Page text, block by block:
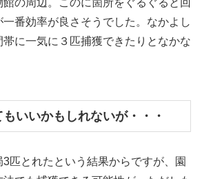
の周辺。このに箇所をぐるぐると回
番効率が良さそうでした。なかよし
に一気に３匹捕獲できたりとなかな
いいかもしれないが・・・
匹とれたという結果からですが、園